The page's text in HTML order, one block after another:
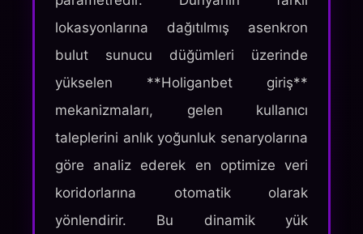
lokasyonlarına dağıtılmış asenkron
bulut sunucu düğümleri üzerinde
yükselen **Holiganbet giriş**
mekanizmaları, gelen kullanıcı
taleplerini anlık yoğunluk senaryolarına
göre analiz ederek en optimize veri
koridorlarına otomatik olarak
yönlendirir. Bu dinamik yük